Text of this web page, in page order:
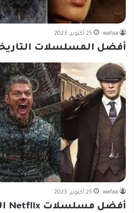
wafaa 25 أكتوبر، 2023
أفضل المسلسلات
wafaa 25 أكتوبر، 2023
أفضل مسلسلات Netflix التاريخية